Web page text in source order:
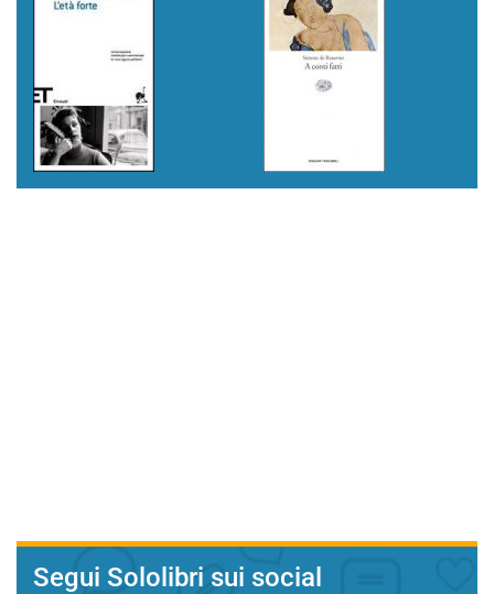
Segui Sololibri sui social